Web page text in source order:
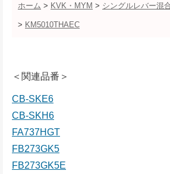
ホーム > KVK・MYM > シングルレバー混
> KM5010THAEC
＜関連品番＞
CB-SKE6
CB-SKH6
FA737HGT
FB273GK5
FB273GK5E